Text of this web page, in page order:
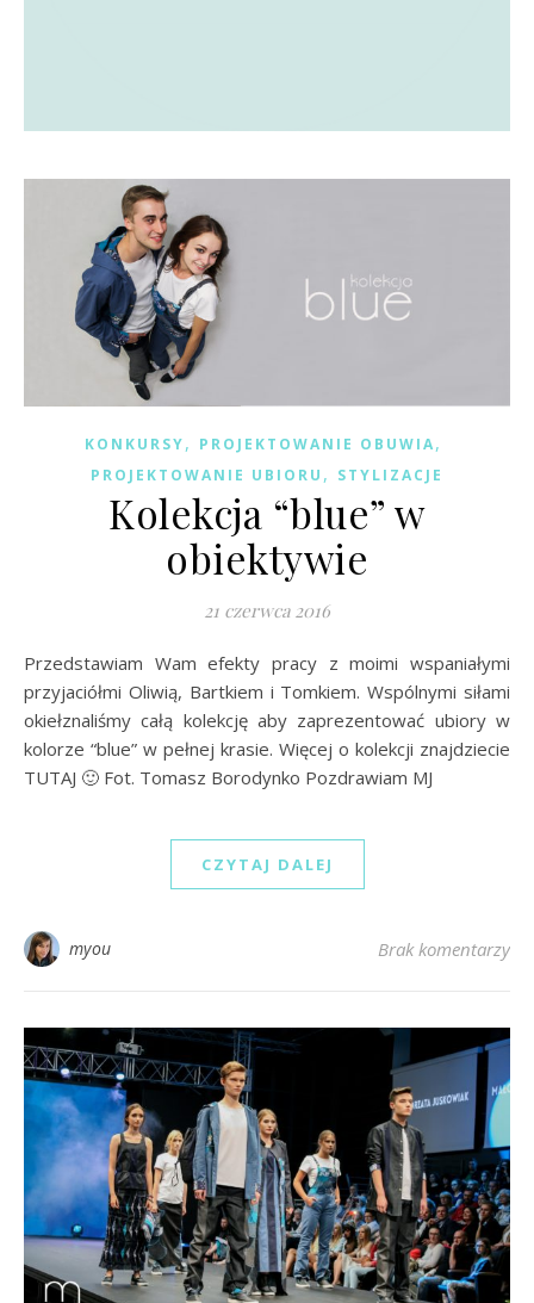
KONKURSY, PROJEKTOWANIE OBUWIA,
PROJEKTOWANIE UBIORU , STYLIZACJE
Kolekcja “blue” w
obiektywie
21 czerwca 2016
Przedstawiam Wam efekty pracy z moimi wspaniałymi
przyjaciółmi Oliwią, Bartkiem i Tomkiem. Wspólnymi siłami
okiełznaliśmy całą kolekcję aby zaprezentować ubiory w
kolorze “blue” w pełnej krasie. Więcej o kolekcji znajdziecie
TUTAJ 🙂 Fot. Tomasz Borodynko Pozdrawiam MJ
CZYTAJ DALEJ
myou Brak komentarzy